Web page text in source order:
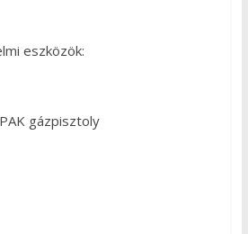
eszközök:
gázpisztoly